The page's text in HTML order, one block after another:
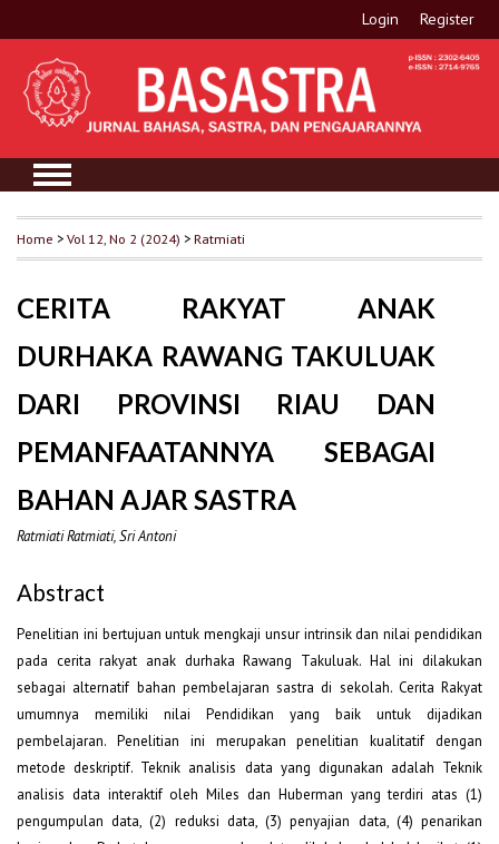
Login Register
Home >Vol 12, No 2 (2024) >Ratmiati
CERITA RAKYAT ANAK
DURHAKA RAWANG TAKULUAK
DARI PROVINSI RIAU DAN
PEMANFAATANNYA SEBAGAI
BAHAN AJAR SASTRA
Ratmiati Ratmiati, Sri Antoni
Abstract
Penelitian ini bertujuan untuk mengkaji unsur intrinsik dan nilai pendidikan
pada cerita rakyat anak durhaka Rawang Takuluak. Hal ini dilakukan
sebagai alternatif bahan pembelajaran sastra di sekolah. Cerita Rakyat
umumnya memiliki nilai Pendidikan yang baik untuk dijadikan
pembelajaran. Penelitian ini merupakan penelitian kualitatif dengan
metode deskriptif. Teknik analisis data yang digunakan adalah Teknik
analisis data interaktif oleh Miles dan Huberman yang terdiri atas (1)
pengumpulan data, (2) reduksi data, (3) penyajian data, (4) penarikan